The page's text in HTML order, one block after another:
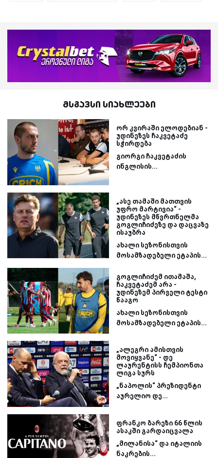
მსგავსი სიახლეები
ორ კვირაში ელოდებიან -
უდინეზეს ჩაკვეტაძე
სჭირდება
გიორგი ჩაკვეტაძის
ინგლისის...
„ასე თამაში მათთვის
უფრო მარტივია“ -
უდინეზეს მწვრთნელმა
გოგლიჩიძეზე და დაცვაზე
ისაუბრა
ახალი სეზონისთვის
მოსამზადებელი ეტაპის...
გოგლიჩიძემ ითამაშა,
ჩაკვეტაძემ არა -
უდინეზემ პირველი ტესტი
წააგო
ახალი სეზონისთვის
მოსამზადებელი ეტაპის...
„ალეგრი ამისთვის
მოვიყვანე“ - დე
ლაურენტისს ჩემპიონთა
ლიგა სურს
„ნაპოლის“ პრეზიდენტი
აურელიო დე...
ფრანკო ბარეზი 66 წლის
ასაკში გარდაიცვალა
„მილანისა“ და იტალიის
ნაკრების...